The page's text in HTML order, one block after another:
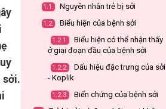
sởi.
1.1. Nguyên nhân trẻ bị sởi
1.2. Biểu hiện của bệnh sởi
1.2.1.
Biểu hiện có thể nhận thấy
ở giai đoạn đầu của bệnh sởi
1.2.2.
Dấu hiệu đặc trưng của sởi
- Koplik
1.2.3. Biến chứng của bệnh sởi